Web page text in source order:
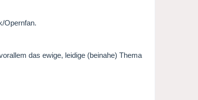
Opernfan.
das ewige, leidige (beinahe) Thema